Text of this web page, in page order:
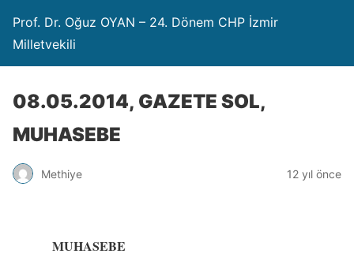
Prof. Dr. Oğuz OYAN – 24. Dönem CHP İzmir
Milletvekili
08.05.2014, GAZETE SOL,
MUHASEBE
Methiye 12 yıl önce
MUHASEBE